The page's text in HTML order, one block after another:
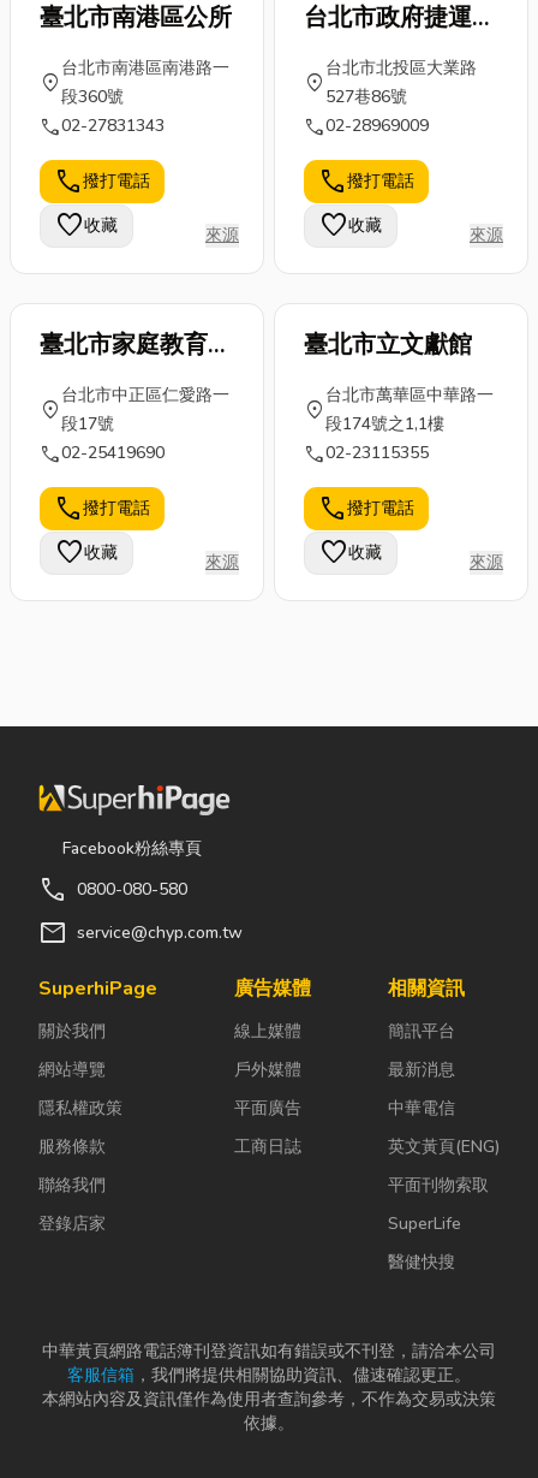
臺北市南港區公所
location_on
台北市南港區南港路一
段360號
call02-27831343
call撥打電話
favorite收藏 來源
台北市政府捷運工
程局
location_on
台北市北投區大業路
527巷86號
call02-28969009
call撥打電話
favorite收藏 來源
臺北市家庭教育中
location_on
台北市中正區仁愛路一
段17號
call02-25419690
call撥打電話
favorite收藏 來源
臺北市立文獻館
location_on
台北市萬華區中華路一
段174號之1,1樓
call02-23115355
call撥打電話
favorite收藏 來源
Facebook粉絲專頁
call 0800-080-580
mail service@chyp.com.tw
SuperhiPage
關於我們
網站導覽
隱私權政策
服務條款
聯絡我們
登錄店家
廣告媒體
線上媒體
戶外媒體
平面廣告
工商日誌
相關資訊
簡訊平台
最新消息
中華電信
英文黃頁(ENG)
平面刊物索取
SuperLife
醫健快搜
中華黃頁網路電話簿刊登資訊如有錯誤或不刊登，請洽本公司
客服信箱 ，我們將提供相關協助資訊、儘速確認更正。
本網站內容及資訊僅作為使用者查詢參考，不作為交易或決策
依據。